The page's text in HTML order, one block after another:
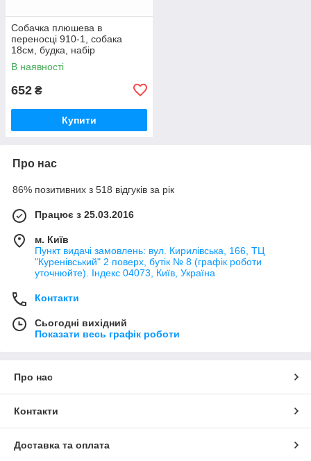
Собачка плюшева в
переносці 910-1, собака
18см, будка, набір
ветеринара (стетоскоп,
шприц), тарілка
В наявності
652 ₴
Купити
Про нас
86% позитивних з 518 відгуків за рік
Працює з 25.03.2016
м. Київ
Пункт видачі замовлень: вул. Кирилівська, 166, ТЦ
"Куренівський" 2 поверх, бутік № 8 (графік роботи
уточнюйте). Індекс 04073, Київ, Україна
Контакти
Сьогодні вихідний
Показати весь графік роботи
Про нас
Контакти
Доставка та оплата